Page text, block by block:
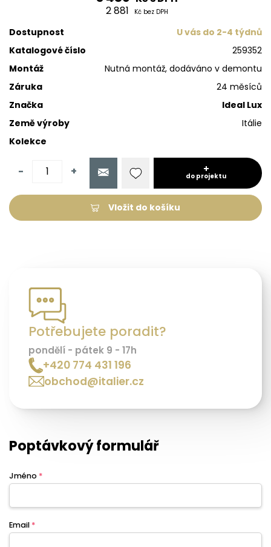
2 881
Kč bez DPH
Dostupnost
U vás do 2-4 týdnů
Katalogové číslo
259352
Montáž
Nutná montáž, dodáváno v demontu
Záruka
24 měsíců
Značka
Ideal Lux
Země výroby
Itálie
Kolekce
- +
Vložit do košíku
do projektu
Potřebujete poradit?
pondělí - pátek 9 - 17h
+420 774 431 196
obchod@italier.cz
Poptávkový formulář
Jméno *
Email *